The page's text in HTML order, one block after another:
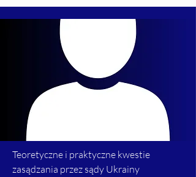
Teoretyczne i praktyczne kwestie
zasądzania przez sądy Ukrainy